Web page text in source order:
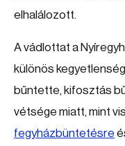
elhalálozott.
A vádlottat a
különös
bűntette, kifosztás
vétsége miatt, mint
fegyházbüntetésre